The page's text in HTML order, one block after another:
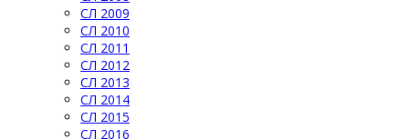
СЛ 2009
СЛ 2010
СЛ 2011
СЛ 2012
СЛ 2013
СЛ 2014
СЛ 2015
СЛ 2016